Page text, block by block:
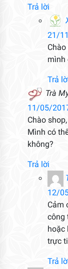
Trả lời
21/
mình
Trả
Trà
11/05/
Chào
Mình có
không?
Trả lời
12/
Cảm
công
hoặc
trực
Trả